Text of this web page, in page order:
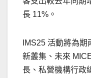
長 11%。
IMS25 活動將為
新叢集、未來
長、私營機構行政